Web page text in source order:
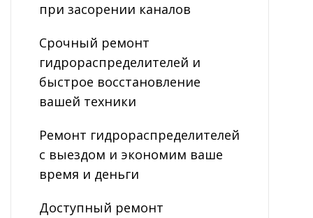
при засорении каналов
Срочный ремонт
гидрораспределителей и
быстрое восстановление
вашей техники
Ремонт гидрораспределителей
с выездом и экономим ваше
время и деньги
Доступный ремонт